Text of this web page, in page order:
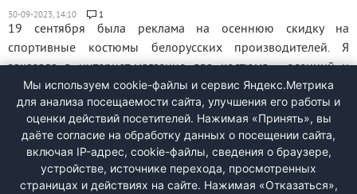
1
19 сентября была реклама на осеннюю скидку на
спортивные костюмы белорусских производителей. Я
заказала в интернет-магазине два костюма - осенний и
летний. 26 сентября они пришли, а 29 сентября я их
выкупила, заплатив 4780 рублей. Когда я пришла домой и
вскрыла посылку, я обнаружила летний костюм и ...
Мы используем cookie-файлы и сервис Яндекс.Метрика
для анализа посещаемости сайта, улучшения его работы и
оценки действий посетителей. Нажимая «Принять», вы
даёте согласие на обработку данных о посещении сайта,
включая IP-адрес, cookie-файлы, сведения о браузере,
устройстве, источнике перехода, просмотренных
страницах и действиях на сайте. Нажимая «Отказаться»,